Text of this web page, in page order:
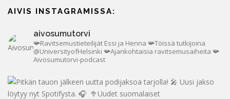
AIVIS INSTAGRAMISSA:
aivosumutorvi
📯Ravitsemustieteilijät Essi ja Henna 📯Töissä tutkijoina
@UniversityofHelsinki 📯Ajankohtaisia ravitsemusaiheita 📯
Aivosumutorvi-podcast